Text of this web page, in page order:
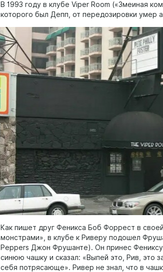
В 1993 году в клубе Viper Room («Змеиная
которого был Депп, от передозировки умер
Как пишет друг Феникса Боб Форрест в своей
монстрами», в клубе к Риверу подошел
Peppers Джон Фрушанте). Он принес
синюю чашку и сказал: «Выпей это, Рив, это
себя потрясающе». Ривер не знал, что в